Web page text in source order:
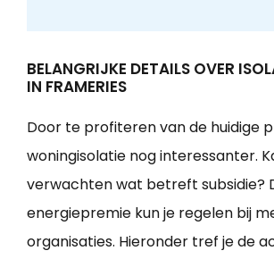
BELANGRIJKE DETAILS OVER
IN FRAMERIES
Door te profiteren van de huidige
woningisolatie nog interessanter.
verwachten wat betreft subsidie?
energiepremie kun je regelen bij
organisaties. Hieronder tref je de